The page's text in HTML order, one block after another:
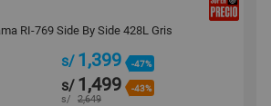
RI-769 Side By Side 428L Gris
s/ 1,399 -47%
s/ 1,499 -43%
s/ 2,649